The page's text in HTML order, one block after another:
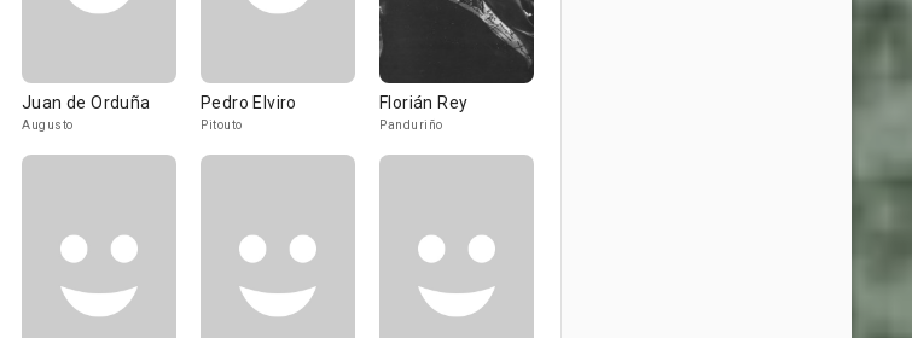
Juan de Orduña
Augusto
Pedro Elviro
Pitouto
Florián Rey
Panduriño